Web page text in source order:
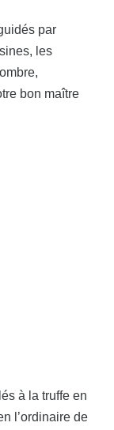
par
les
bon maître
à la truffe en
l’ordinaire de